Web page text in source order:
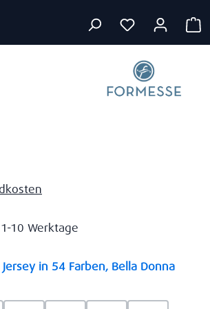
10 Werktage
Jersey in 54 Farben, Bella Donna